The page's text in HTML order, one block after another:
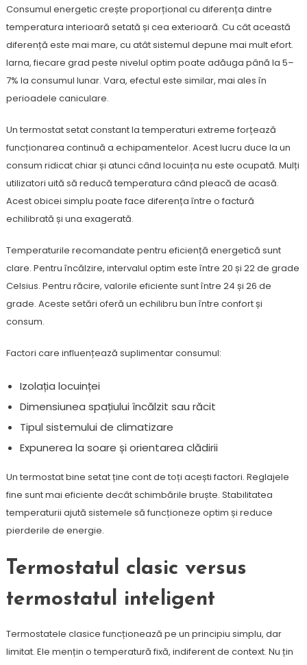
Consumul energetic crește proporțional cu diferența dintre
temperatura interioară setată și cea exterioară. Cu cât această
diferență este mai mare, cu atât sistemul depune mai mult efort.
Iarna, fiecare grad peste nivelul optim poate adăuga până la 5–
7% la consumul lunar. Vara, efectul este similar, mai ales în
perioadele caniculare.
Un termostat setat constant la temperaturi extreme forțează
funcționarea continuă a echipamentelor. Acest lucru duce la un
consum ridicat chiar și atunci când locuința nu este ocupată. Mulți
utilizatori uită să reducă temperatura când pleacă de acasă.
Acest obicei simplu poate face diferența între o factură
echilibrată și una exagerată.
Temperaturile recomandate pentru eficiență energetică sunt
clare. Pentru încălzire, intervalul optim este între 20 și 22 de grade
Celsius. Pentru răcire, valorile eficiente sunt între 24 și 26 de
grade. Aceste setări oferă un echilibru bun între confort și
consum.
Factori care influențează suplimentar consumul:
Izolația locuinței
Dimensiunea spațiului încălzit sau răcit
Tipul sistemului de climatizare
Expunerea la soare și orientarea clădirii
Un termostat bine setat ține cont de toți acești factori. Reglajele
fine sunt mai eficiente decât schimbările bruște. Stabilitatea
temperaturii ajută sistemele să funcționeze optim și reduce
pierderile de energie.
Termostatul clasic versus
termostatul inteligent
Termostatele clasice funcționează pe un principiu simplu, dar
limitat. Ele mențin o temperatură fixă, indiferent de context. Nu țin